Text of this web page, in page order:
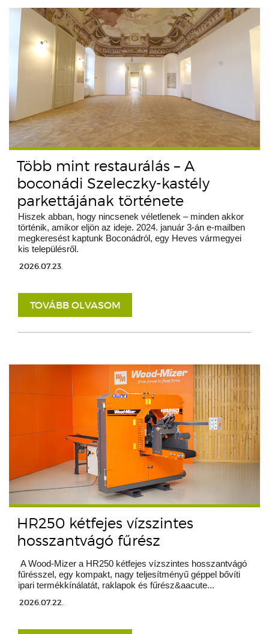
Több mint restaurálás – A
boconádi Szeleczky-kastély
parkettájának története
Hiszek abban, hogy nincsenek véletlenek – minden akkor
történik, amikor eljön az ideje. 2024. január 3-án e-mailben
megkeresést kaptunk Boconádról, egy Heves vármegyei
kis településről.
2026.07.23.
TOVÁBB OLVASOM
HR250 kétfejes vízszintes
hosszantvágó fűrész
A Wood-Mizer a HR250 kétfejes vízszintes hosszantvágó
fűrésszel, egy kompakt, nagy teljesítményű géppel bővíti
ipari termékkínálatát, raklapok és fűrész&aacute...
2026.07.22.